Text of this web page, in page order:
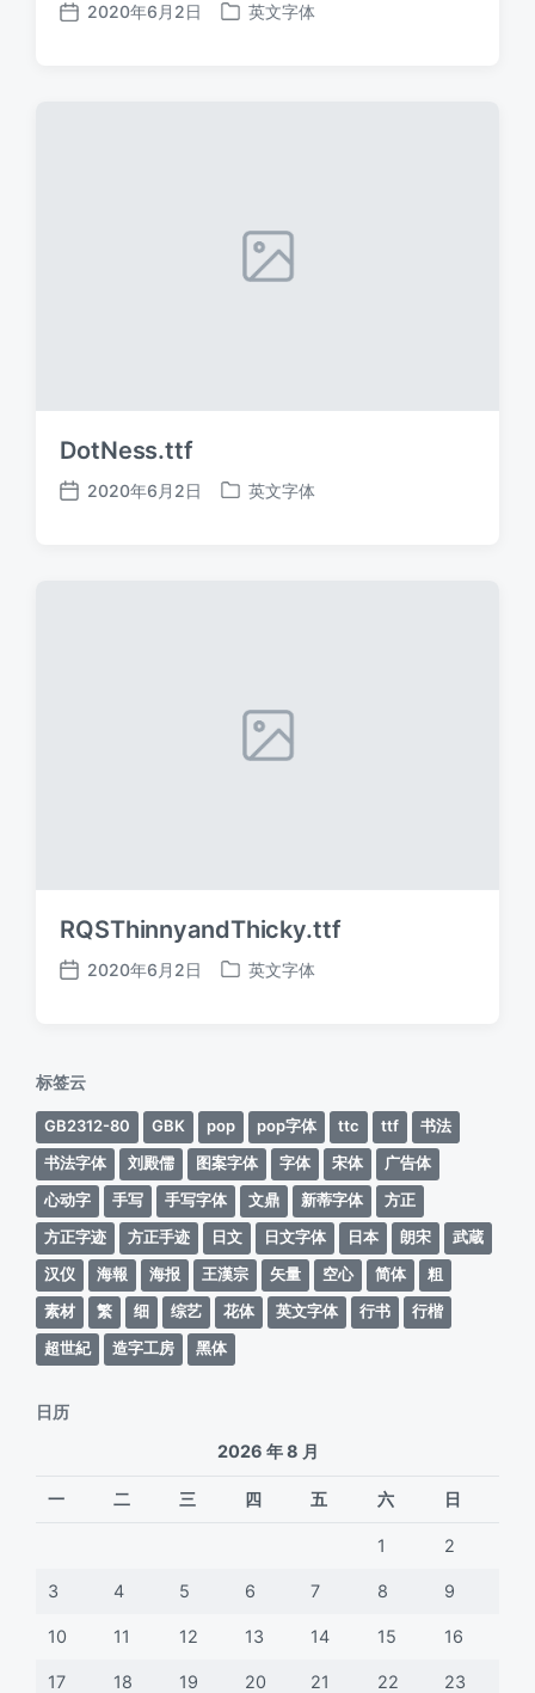
发
2020年6月2日
发
英文字体
DotNess.ttf
发
2020年6月2日
发
英文字体
RQSThinnyandThicky.ttf
发
2020年6月2日
发
英文字体
标签云
GB2312-80 GBK pop pop字体 ttc ttf
书法
书法字体
刘殿儒 图案字体 字体 宋体
广告体
心动字
手写 手写字体 文鼎 新蒂字体
方正
方正字迹
方正手迹 日文 日文字体 日本 朗宋
武蔵
汉仪
海報 海报 王漢宗 矢量 空心 简体
粗
素材
繁 细 综艺 花体 英文字体 行书
行楷
超世紀
造字工房 黑体
日历
2026 年 8 月
一 二 三 四 五 六 日
1 2
3 4 5 6 7 8 9
10 11 12 13 14 15 16
17 18 19 20 21 22 23